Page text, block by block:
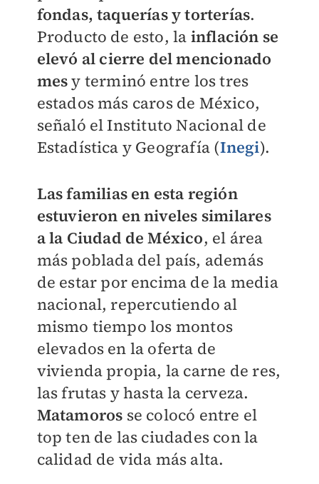
fondas, taquerías y torterías.
Producto de esto, la inflación se
elevó al cierre del mencionado
mesy terminó entre los tres
estados más caros de México,
señaló el Instituto Nacional de
Estadística y Geografía (Inegi).
Las familias en esta región
estuvieron en niveles similares
a la Ciudad de México, el área
más poblada del país, además
de estar por encima de la media
nacional, repercutiendo al
mismo tiempo los montos
elevados en la oferta de
vivienda propia, la carne de res,
las frutas y hasta la cerveza.
Matamoros se colocó entre el
top ten de las ciudades con la
calidad de vida más alta.